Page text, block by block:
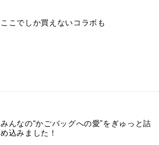
ここでしか買えないコラボも
みんなの“かごバッグへの愛”をぎゅっと詰
め込みました！